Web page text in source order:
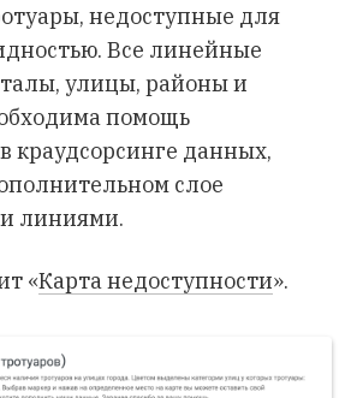
недоступные для
Все линейные
улицы, районы и
помощь
краудсорсинге данных,
слое
линиями.
«Карта недоступности».